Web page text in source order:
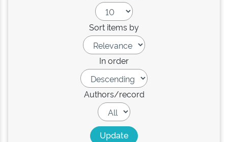
Sort items by
In order
Authors/record